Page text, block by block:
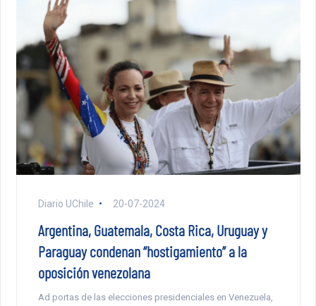
Diario UChile 20-07-2024
Argentina, Guatemala, Costa Rica, Uruguay y
Paraguay condenan “hostigamiento” a la
oposición venezolana
Ad portas de las elecciones presidenciales en Venezuela,